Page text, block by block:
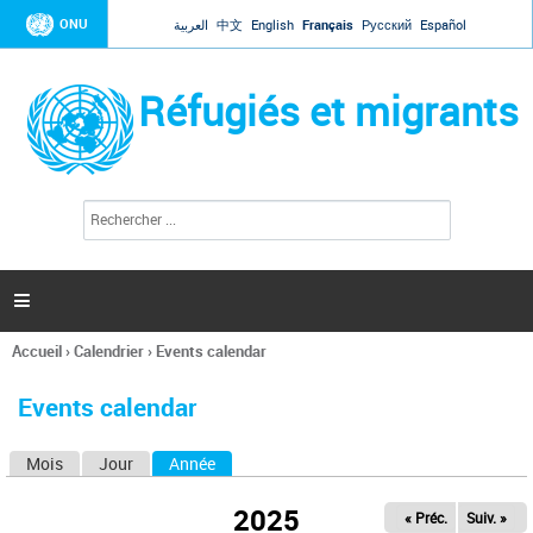
Jump to navigation
ONU العربية 中文 English Français Русский Español
Réfugiés et migrants
l
c
h
e

Vous
ici
Accueil›Calendrier› Events calendar
Events calendar
Mois Jour Année
2025 « Préc. Suiv. »